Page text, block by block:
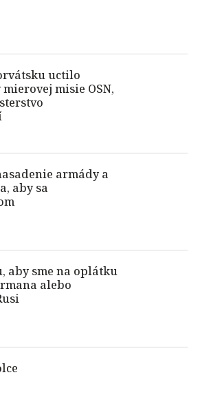
uctilo
misie OSN,
armády a
aby sa
aby sme na oplátku
alebo